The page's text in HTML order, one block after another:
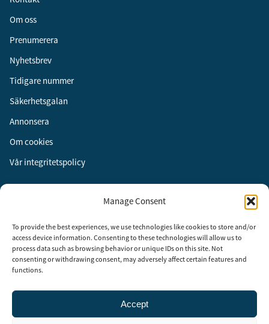
Manage Consent
To provide the best experiences, we use technologies like cookies to store and/or
access device information. Consenting to these technologies will allow us to
process data such as browsing behavior or unique IDs on this site. Not
consenting or withdrawing consent, may adversely affect certain features and
functions.
Accept
Om oss
Prenumerera
Nyhetsbrev
Tidigare nummer
Säkerhetsgalan
Annonsera
Om cookies
Vår integritetspolicy
Instagram
LinkedIn